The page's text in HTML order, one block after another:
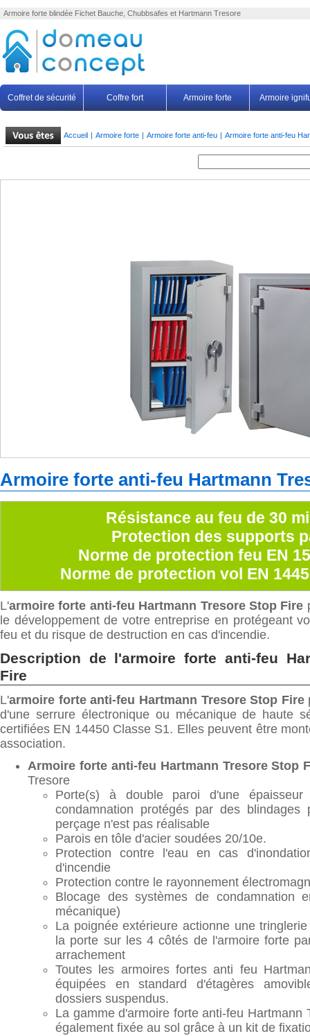
Armoire forte blindée Fichet Bauche, Chubbsafes et Hartmann Tresore
Coffret de sécurité Coffre fort Armoire forte Armoire
Accueil | Armoire forte | Armoire forte anti-feu | Armoire forte anti-feu
Armoire forte anti-feu Hartmann
Résistance au feu de 30
Protection des supports
Norme de protection feu EN
Norme de protection vol EN
L'armoire forte anti-feu Hartmann Tresore Stop Fire
le développement de votre entreprise en protégeant
feu et du risque de destruction en cas d'incendie.
Description de l'armoire forte anti-feu
Fire
L'armoire forte anti-feu Hartmann Tresore Stop Fire
d'une serrure électronique ou mécanique de haute
certifiées EN 14450 Classe S1. Elles peuvent être
association.
Armoire forte anti-feu Hartmann Tresore Stop
Tresore
Porte(s) à double paroi d'une
condamnation protégés par des blindages
perçage n'est pas réalisable
Parois en tôle d'acier soudées 20/10e.
Protection contre l'eau en cas
d'incendie
Protection contre le rayonnement
Blocage des systèmes de condamnation
mécanique)
La poignée extérieure actionne une
la porte sur les 4 côtés de l'armoire forte
arrachement
Toutes les armoires fortes anti feu
équipées en standard d'étagères
dossiers suspendus.
La gamme d'armoire forte anti-feu Hartmann
également fixée au sol grâce à un kit de